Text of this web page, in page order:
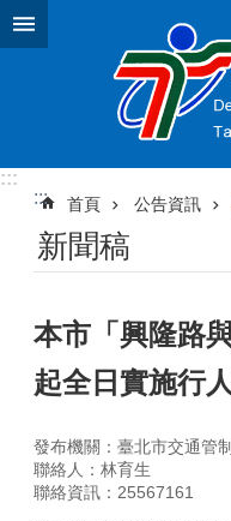
跳到主要內容區塊
:::
:::
首頁 公告資訊
新聞稿
本市「興隆路
起全日實施行
發布機關：臺北市交通管
聯絡人：林育生
聯絡資訊：25567161